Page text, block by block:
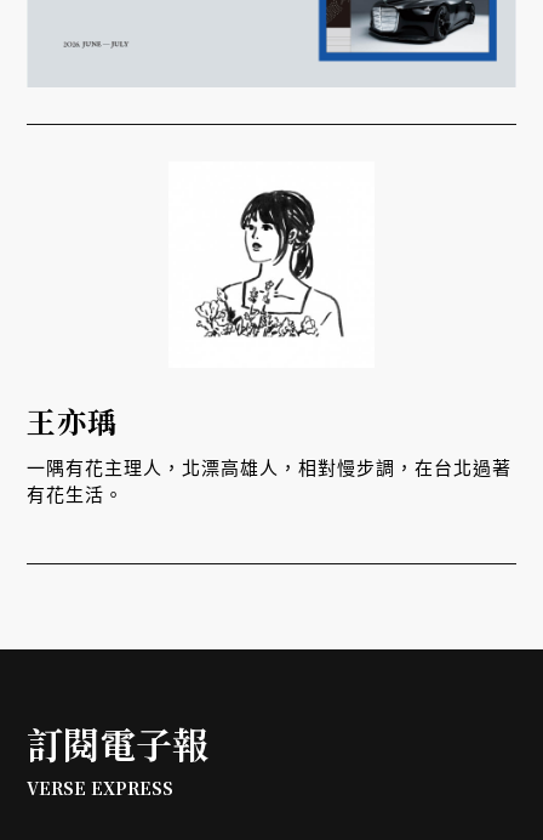
王亦瑀
一隅有花主理人，北漂高雄人，相對慢步調，在台北過著
有花生活。
訂閱電子報
VERSE EXPRESS